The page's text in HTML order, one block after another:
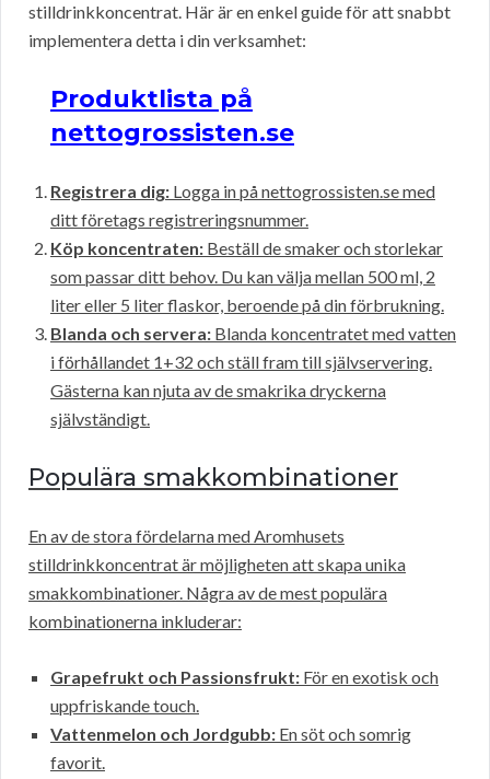
stilldrinkkoncentrat. Här är en enkel guide för att snabbt
implementera detta i din verksamhet:
Produktlista på
nettogrossisten.se
Registrera dig: Logga in på nettogrossisten.se med
ditt företags registreringsnummer.
Köp koncentraten: Beställ de smaker och storlekar
som passar ditt behov. Du kan välja mellan 500 ml, 2
liter eller 5 liter flaskor, beroende på din förbrukning.
Blanda och servera: Blanda koncentratet med vatten
i förhållandet 1+32 och ställ fram till självservering.
Gästerna kan njuta av de smakrika dryckerna
självständigt.
Populära smakkombinationer
En av de stora fördelarna med Aromhusets
stilldrinkkoncentrat är möjligheten att skapa unika
smakkombinationer. Några av de mest populära
kombinationerna inkluderar:
Grapefrukt och Passionsfrukt: För en exotisk och
uppfriskande touch.
Vattenmelon och Jordgubb: En söt och somrig
favorit.